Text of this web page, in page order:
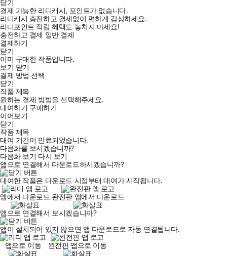
닫기
결제 가능한 리디캐시, 포인트가 없습니다.
리디캐시 충전하고 결제없이 편하게 감상하세요.
리디포인트 적립 혜택도 놓치지 마세요!
충전하고 결제 일반 결제
결제하기
닫기
이미 구매한 작품입니다.
보기 닫기
결제 방법 선택
닫기
작품 제목
원하는 결제 방법을 선택해주세요.
대여하기 구매하기
이어보기
닫기
작품 제목
대여 기간이 만료되었습니다.
다음화를 보시겠습니까?
다음화 보기 다시 보기
앱으로 연결해서 다운로드하시겠습니까?
대여한 작품은 다운로드 시점부터 대여가 시작됩니다.
앱에서 다운로드 완전판 앱에서 다운로드
앱으로 연결해서 보시겠습니까?
앱이 설치되어 있지 않으면 앱 다운로드로 자동 연결됩니다.
앱으로 이동
완전판 앱으로 이동